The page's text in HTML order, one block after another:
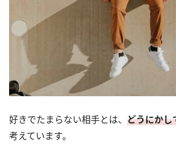
好きでたまらない相手とは、 どうにかし
考えています。